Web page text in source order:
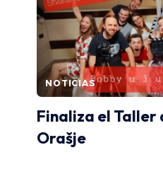
NOTICIAS
Finaliza el Taller
Orašje